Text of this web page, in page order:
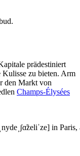
prädestiniert
Kulisse zu bieten. Arm
den Markt von
Champs-Élysées
in